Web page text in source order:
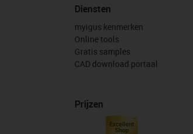
Diensten
myigus kenmerken
Online tools
Gratis samples
CAD download portaal
Prijzen